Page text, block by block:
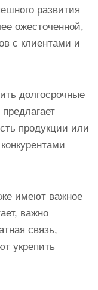
развития
ожесточенной,
с клиентами и
долгосрочные
продукции или
имеют важное
важно
связь,
укрепить